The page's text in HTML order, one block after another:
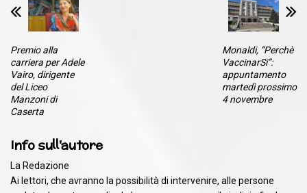
Premio alla
carriera per Adele
Vairo, dirigente
del Liceo
Manzoni di
Caserta
Monaldi, “Perchè
VaccinarSi”:
appuntamento
martedì prossimo
4 novembre
Info sull'autore
La Redazione
Ai lettori, che avranno la possibilità di intervenire, alle persone